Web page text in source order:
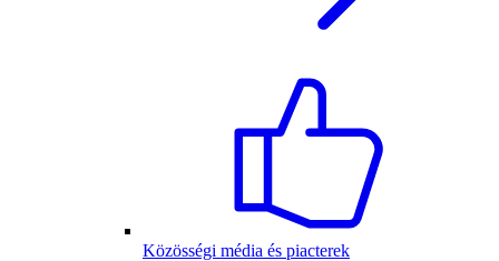
Közösségi média és piacterek